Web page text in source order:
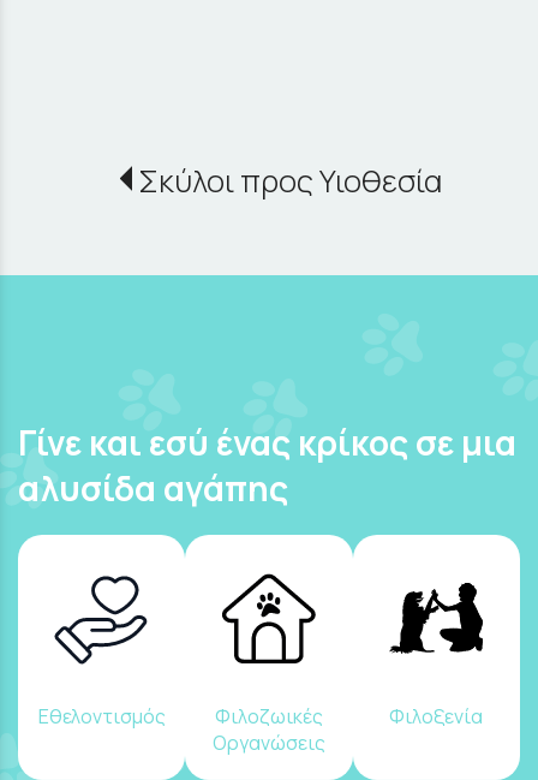
Σκύλοι προς Υιοθεσία
Γίνε και εσύ ένας κρίκος σε μια
αλυσίδα αγάπης
Εθελοντισμός
Φιλοζωικές
Οργανώσεις
Φιλοξενία